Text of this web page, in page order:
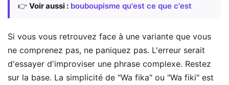
👉 Voir aussi : bouboupisme qu'est ce que c'est
Si vous vous retrouvez face à une variante que vous
ne comprenez pas, ne paniquez pas. L'erreur serait
d'essayer d'improviser une phrase complexe. Restez
sur la base. La simplicité de "Wa fika" ou "Wa fiki" est